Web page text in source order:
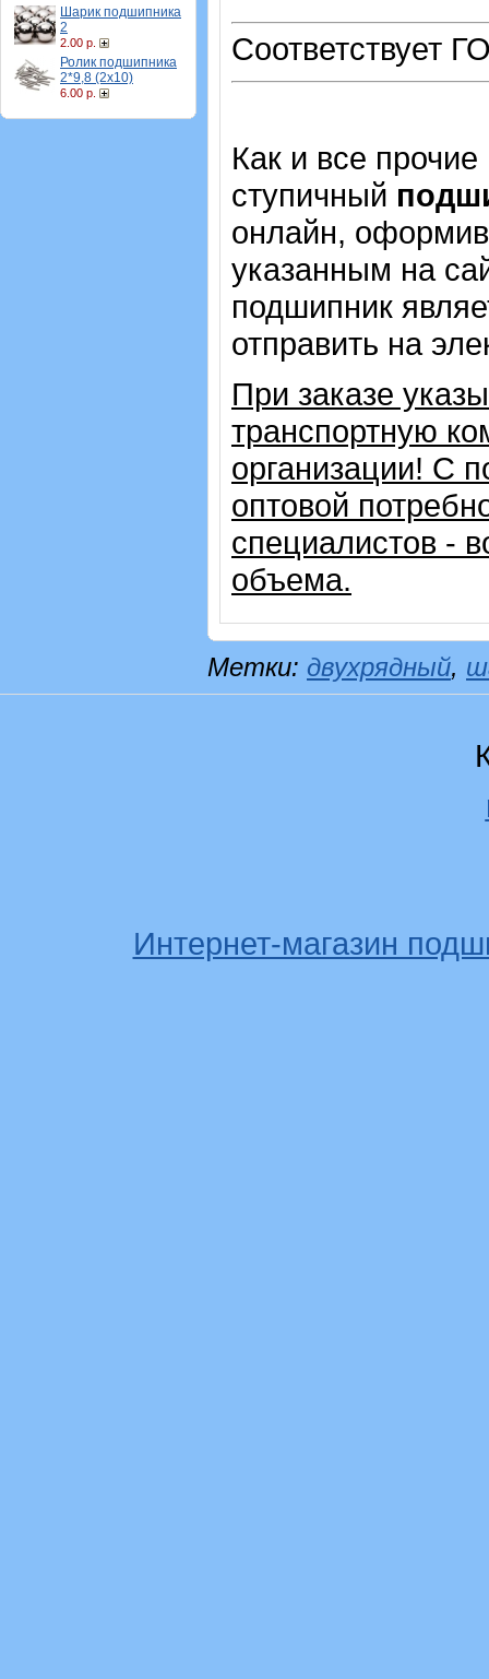
Шарик подшипника
2
2.00 р.
Ролик подшипника
2*9,8 (2х10)
6.00 р.
Соответствует
Как и все
ступичный
онлайн, оформив
указанным на
подшипник
отправить на
При заказе
транспортную
организации! С
оптовой
специалистов -
объема.
Метки: двухрядный,
Интернет-магазин